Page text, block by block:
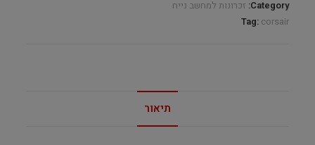
Category: זכרונות למחשב נייח
Tag: corsair
תיאור